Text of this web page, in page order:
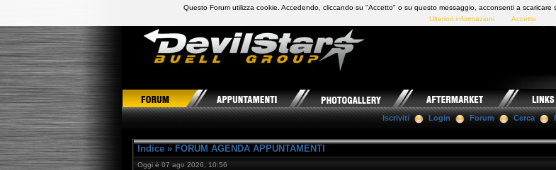
DevilStars Club Buell Italia
Iscriviti Login Forum Cerca
Indice » FORUM AGENDA APPUNTAMENTI
Oggi è 07 ago 2026, 10:56
Questo Forum utilizza cookie. Accedendo, cliccando su "Accetto" o su questo messaggio, acconsenti a
Ulteriori informazioni
Accetto